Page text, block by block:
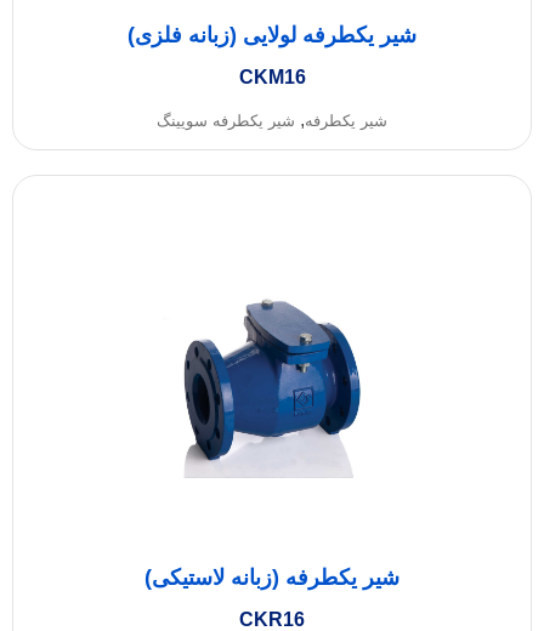
شیر یکطرفه لولایی (زبانه فلزی)
CKM16
شیر یکطرفه, شیر یکطرفه سویینگ
شیر یکطرفه (زبانه لاستیکی)
CKR16